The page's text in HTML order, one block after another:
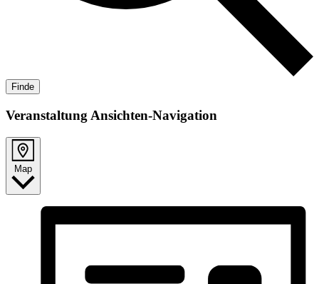
Finde
Veranstaltung Ansichten-Navigation
Map